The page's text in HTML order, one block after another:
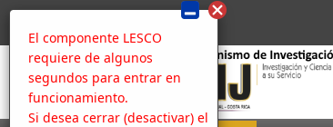
El componente LESCO
requiere de algunos
segundos para entrar en
funcionamiento.
Si desea cerrar (desactivar) el